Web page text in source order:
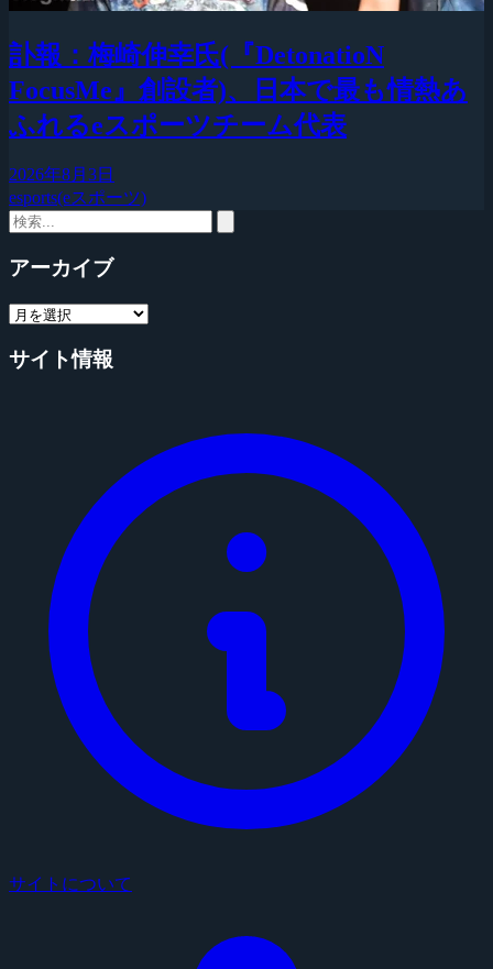
訃報：梅崎伸幸氏(『DetonatioN
FocusMe』創設者)、日本で最も情熱あ
ふれるeスポーツチーム代表
2026年8月3日
esports(eスポーツ)
アーカイブ
サイト情報
サイトについて